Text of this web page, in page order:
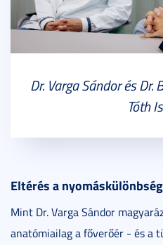
Dr. Varga Sándor és Dr.
Tóth
Eltérés a
Mint Dr. Varga Sándor
anatómiailag a főverőér - és a